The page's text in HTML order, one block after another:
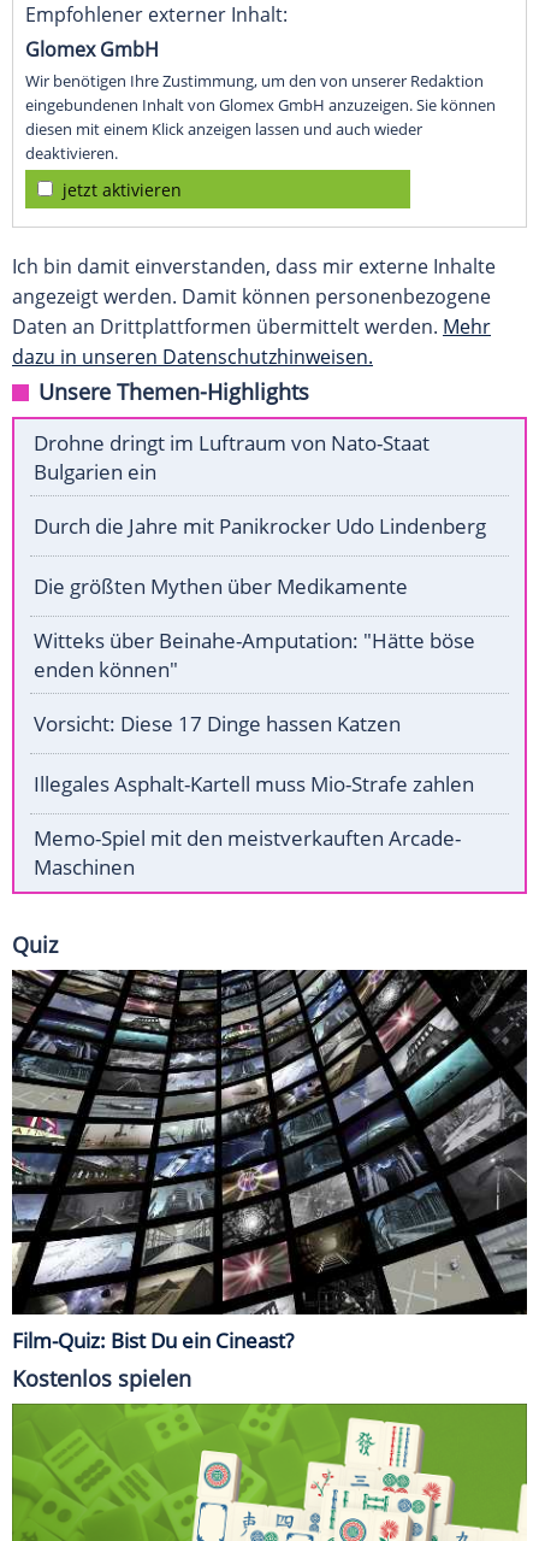
Empfohlener externer Inhalt:
Glomex GmbH
Wir benötigen Ihre Zustimmung, um den von unserer Redaktion
eingebundenen Inhalt von Glomex GmbH anzuzeigen. Sie können
diesen mit einem Klick anzeigen lassen und auch wieder
deaktivieren.
jetzt aktivieren
Ich bin damit einverstanden, dass mir externe Inhalte
angezeigt werden. Damit können personenbezogene
Daten an Drittplattformen übermittelt werden. Mehr
dazu in unseren Datenschutzhinweisen.
Unsere Themen-Highlights
Drohne dringt im Luftraum von Nato-Staat
Bulgarien ein
Durch die Jahre mit Panikrocker Udo Lindenberg
Die größten Mythen über Medikamente
Witteks über Beinahe-Amputation: "Hätte böse
enden können"
Vorsicht: Diese 17 Dinge hassen Katzen
Illegales Asphalt-Kartell muss Mio-Strafe zahlen
Memo-Spiel mit den meistverkauften Arcade-
Maschinen
Quiz
Film-Quiz: Bist Du ein Cineast?
Kostenlos spielen